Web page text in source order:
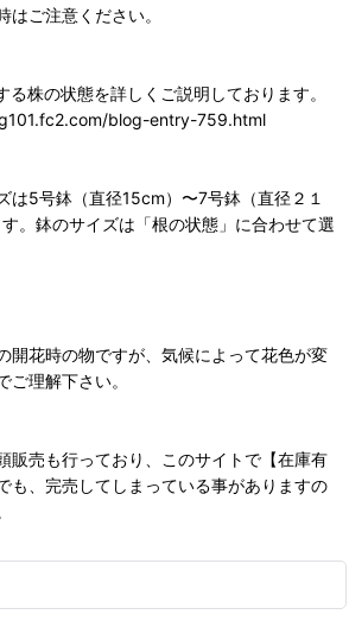
ご注意ください。
る株の状態を詳しくご説明しております。
blog-entry-759.html
は5号鉢（直径15cm）〜7号鉢（直径２１
。鉢のサイズは「根の状態」に合わせて選
開花時の物ですが、気候によって花色が変
ご理解下さい。
販売も行っており、このサイトで【在庫有
も、完売してしまっている事がありますの